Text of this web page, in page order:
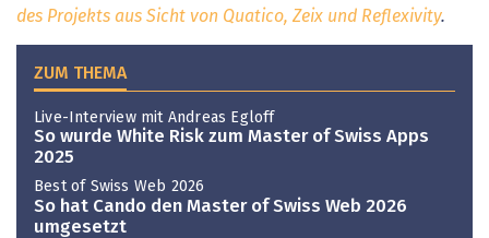
des Projekts aus Sicht von Quatico, Zeix und Reflexivity.
ZUM THEMA
Live-Interview mit Andreas Egloff
So wurde White Risk zum Master of Swiss Apps
2025
Best of Swiss Web 2026
So hat Cando den Master of Swiss Web 2026
umgesetzt